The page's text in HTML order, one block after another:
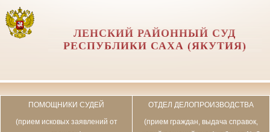
ЛЕНСКИЙ РАЙОННЫЙ СУД
РЕСПУБЛИКИ САХА (ЯКУТИЯ)
ПОМОЩНИКИ СУДЕЙ
(прием исковых заявлений от
ОТДЕЛ ДЕЛОПРОИЗВОДСТВА
(прием граждан, выдача справок,